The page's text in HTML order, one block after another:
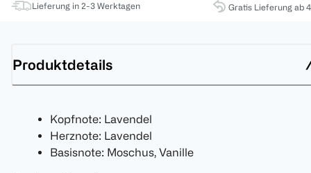
Lieferung in 2-3 Werktagen Gratis Lieferung ab
Produktdetails
Kopfnote: Lavendel
Herznote: Lavendel
Basisnote: Moschus, Vanille